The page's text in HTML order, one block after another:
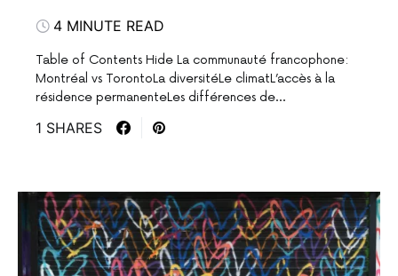
4 MINUTE READ
Table of Contents Hide La communauté francophone:
Montréal vs TorontoLa diversitéLe climatL’accès à la
résidence permanenteLes différences de…
1 SHARES